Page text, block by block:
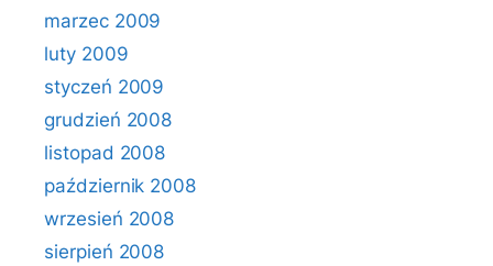
marzec 2009
luty 2009
styczeń 2009
grudzień 2008
listopad 2008
październik 2008
wrzesień 2008
sierpień 2008